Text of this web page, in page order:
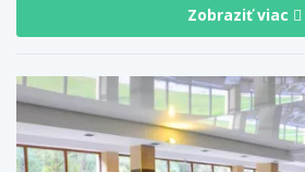
Zobraziť viac